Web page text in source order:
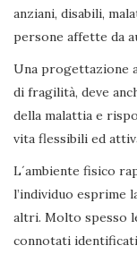
anziani, disabili,
persone affette da
Una progettazione
di fragilità, deve
della malattia e
vita flessibili ed
L´ambiente fisico
l’individuo esprime
altri. Molto spesso
connotati